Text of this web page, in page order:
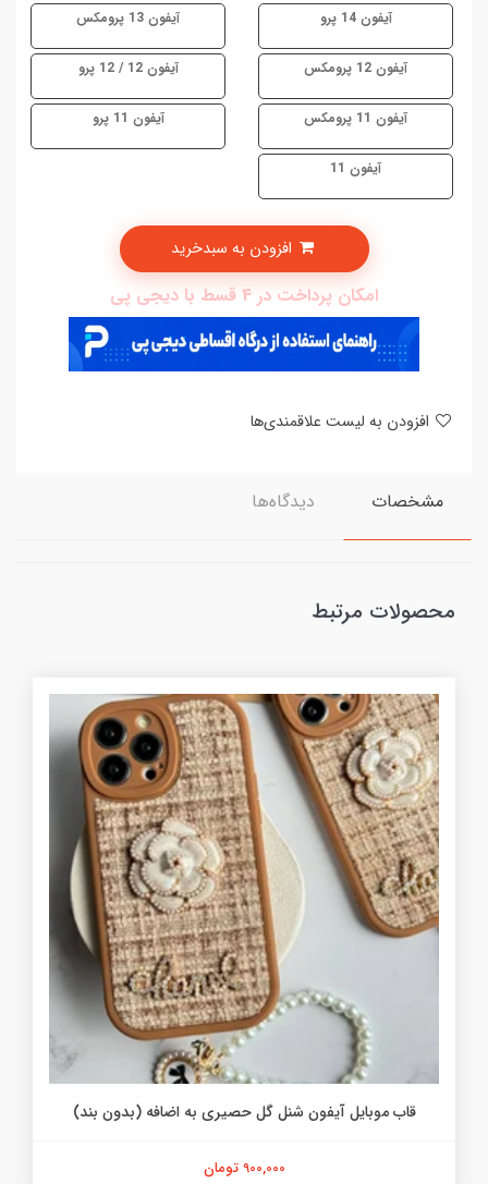
آیفون 14 پرو آیفون 13 پرومکس
آیفون 12 پرومکس آیفون 12 / 12 پرو
آیفون 11 پرومکس آیفون 11 پرو
آیفون 11
امکان پرداخت در 4 قسط با دیجی پی
مشخصات دیدگاه‌ها
محصولات مرتبط
قاب موبایل آیفون شنل گل حصیری به اضافه (بدون بند)
900,000 تومان